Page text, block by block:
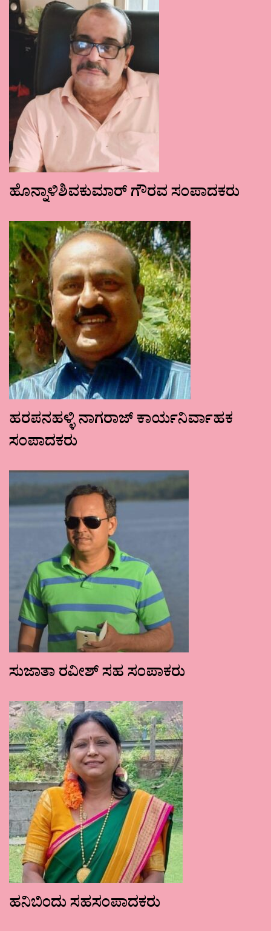
ಹೊನ್ನಾಳಿಶಿವಕುಮಾರ್ ಗೌರವ ಸಂಪಾದಕರು
ಹರಪನಹಳ್ಳಿ ನಾಗರಾಜ್ ಕಾರ್ಯನಿರ್ವಾಹಕ
ಸಂಪಾದಕರು
ಸುಜಾತಾ ರವೀಶ್ ಸಹ ಸಂಪಾಕರು
ಹನಿಬಿಂದು ಸಹಸಂಪಾದಕರು